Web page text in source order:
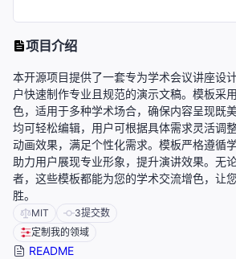
项目介绍
本开源项目提供了一套专为学术会议讲座设
户快速制作专业且规范的演示文稿。模板采
色，适用于多种学术场合，确保内容呈现既
均可轻松编辑，用户可根据具体需求灵活调
动画效果，满足个性化需求。模板严格遵循
助力用户展现专业形象，提升演讲效果。无
者，这些模板都能为您的学术交流增色，让
胜。
MIT 3提交数
定制我的领域
README